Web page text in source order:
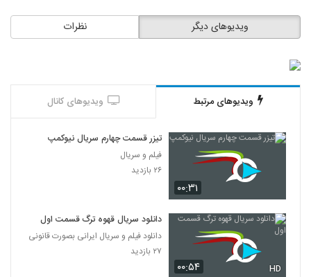
نظرات ویدیوهای دیگر
ویدیوهای مرتبط ویدیوهای کانال
۰۰:۳۱
تیزر قسمت چهارم سریال نیوکمپ
فیلم و سریال
۲۶ بازدید
۰۰:۵۴ HD
دانلود سریال قهوه ترگ قسمت اول
دانلود فیلم و سریال ایرانی بصورت قانونی
۲۷ بازدید